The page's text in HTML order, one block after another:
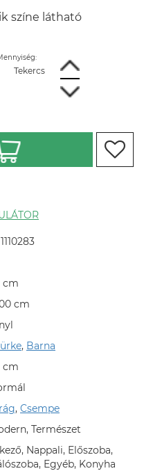
színe látható
Tekercs
cm
cm
, Barna
cm
, Csempe
Természet
Nappali, Előszoba,
Egyéb, Konyha